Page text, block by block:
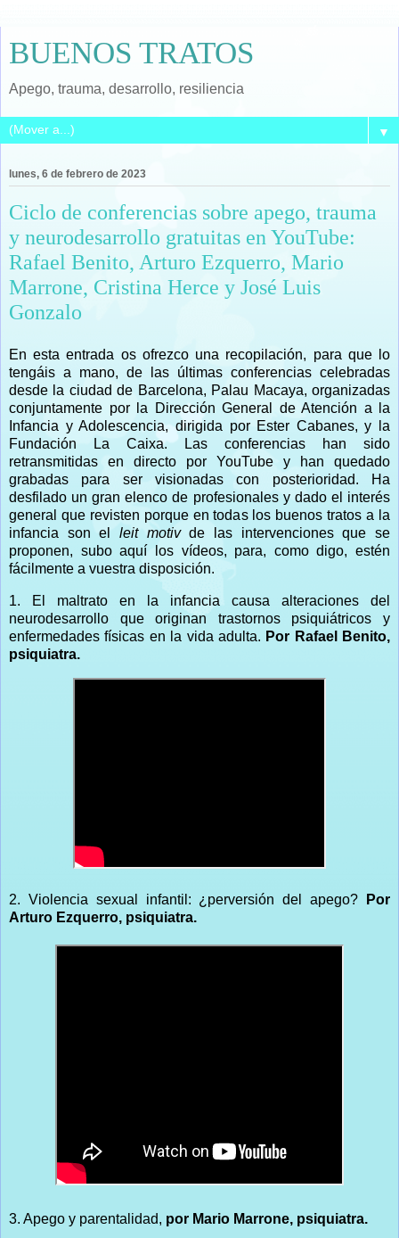
BUENOS TRATOS
Apego, trauma, desarrollo, resiliencia
▼
lunes, 6 de febrero de 2023
Ciclo de conferencias sobre apego, trauma
y neurodesarrollo gratuitas en YouTube:
Rafael Benito, Arturo Ezquerro, Mario
Marrone, Cristina Herce y José Luis
Gonzalo
En esta entrada os ofrezco una recopilación, para que lo
tengáis a mano, de las últimas conferencias celebradas
desde la ciudad de Barcelona, Palau Macaya, organizadas
conjuntamente por la Dirección General de Atención a la
Infancia y Adolescencia, dirigida por Ester Cabanes, y la
Fundación La Caixa. Las conferencias han sido
retransmitidas en directo por YouTube y han quedado
grabadas para ser visionadas con posterioridad. Ha
desfilado un gran elenco de profesionales y dado el interés
general que revisten porque en todas los buenos tratos a la
infancia son el leit motivde las intervenciones que se
proponen, subo aquí los vídeos, para, como digo, estén
fácilmente a vuestra disposición.
1. El maltrato en la infancia causa alteraciones del
neurodesarrollo que originan trastornos psiquiátricos y
enfermedades físicas en la vida adulta. Por Rafael Benito,
psiquiatra.
2. Violencia sexual infantil: ¿perversión del apego? Por
Arturo Ezquerro, psiquiatra.
3. Apego y parentalidad, por Mario Marrone, psiquiatra.